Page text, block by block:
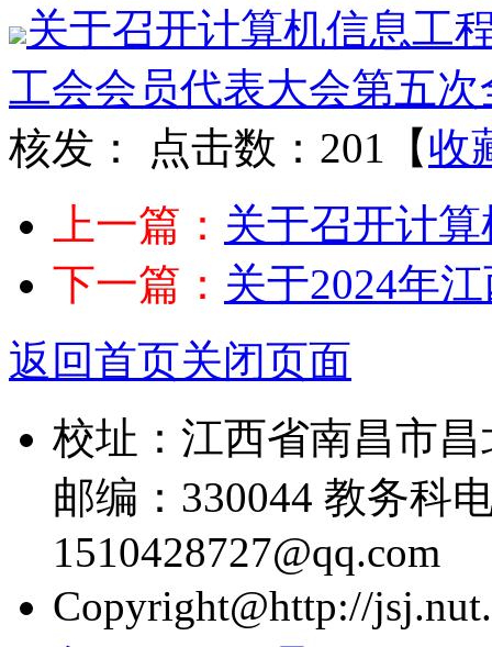
关于召开计算机信息工
工会会员代表大会第五
核发：
点击数：201 【收
上一篇： 关于召开计
下一篇： 关于2024年
返回首页关闭页面
校址：江西省南昌市
邮编：330044 教务科
1510428727@qq.com
Copyright@http://